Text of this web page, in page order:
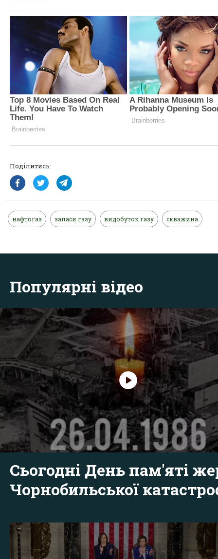
Поділитись:
нафтогаз запаси газу видобуток газу скважина
Популярні відео
Сьогодні День пам'яті
Чорнобильської